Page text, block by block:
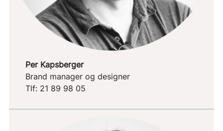
Per Kapsberger
Brand manager og designer
Tlf: 21 89 98 05